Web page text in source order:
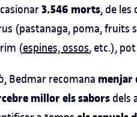
3.546 morts, de les
(pastanaga, poma, fruits
(espines, ossos, etc.),
Bedmar recomana menjar
millor els sabors dels